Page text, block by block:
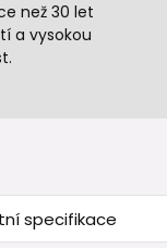
než 30 let
a vysokou
specifikace